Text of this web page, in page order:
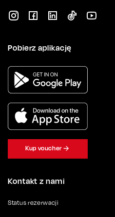
Kontakt z nami
Status rezerwacji
Pobierz aplikację
Kup voucher